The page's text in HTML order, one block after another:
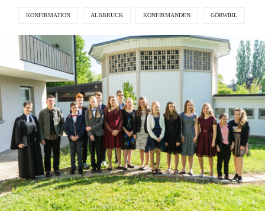
KONFIRMATION ALBBRUCK KONFIRMANDEN GÖRWIHL